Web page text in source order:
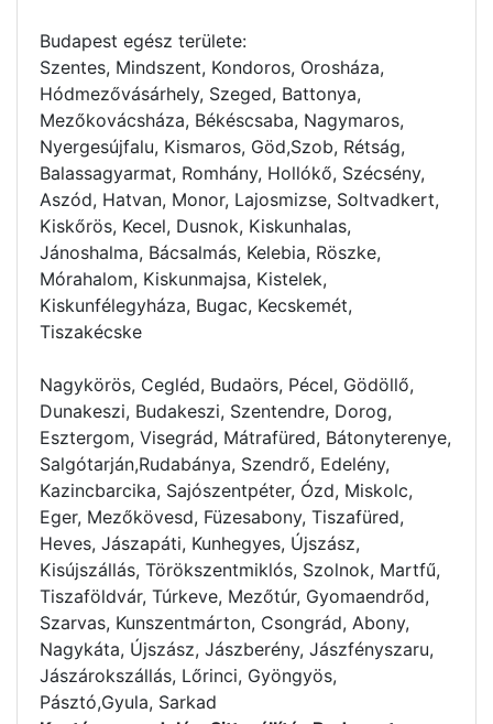
Budapest egész területe:
Szentes, Mindszent, Kondoros, Orosháza,
Hódmezővásárhely, Szeged, Battonya,
Mezőkovácsháza, Békéscsaba, Nagymaros,
Nyergesújfalu, Kismaros, Göd,Szob, Rétság,
Balassagyarmat, Romhány, Hollókő, Szécsény,
Aszód, Hatvan, Monor, Lajosmizse, Soltvadkert,
Kiskőrös, Kecel, Dusnok, Kiskunhalas,
Jánoshalma, Bácsalmás, Kelebia, Röszke,
Mórahalom, Kiskunmajsa, Kistelek,
Kiskunfélegyháza, Bugac, Kecskemét,
Tiszakécske
Nagykörös, Cegléd, Budaörs, Pécel, Gödöllő,
Dunakeszi, Budakeszi, Szentendre, Dorog,
Esztergom, Visegrád, Mátrafüred, Bátonyterenye,
Salgótarján,Rudabánya, Szendrő, Edelény,
Kazincbarcika, Sajószentpéter, Ózd, Miskolc,
Eger, Mezőkövesd, Füzesabony, Tiszafüred,
Heves, Jászapáti, Kunhegyes, Újszász,
Kisújszállás, Törökszentmiklós, Szolnok, Martfű,
Tiszaföldvár, Túrkeve, Mezőtúr, Gyomaendrőd,
Szarvas, Kunszentmárton, Csongrád, Abony,
Nagykáta, Újszász, Jászberény, Jászfényszaru,
Jászárokszállás, Lőrinci, Gyöngyös,
Pásztó,Gyula, Sarkad